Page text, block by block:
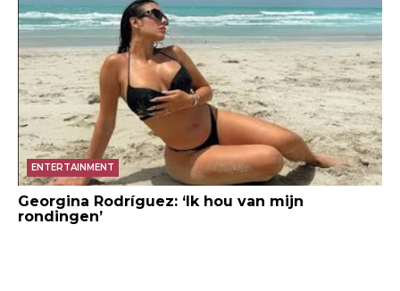
ENTERTAINMENT
Georgina Rodríguez: ‘Ik hou van mijn
rondingen’